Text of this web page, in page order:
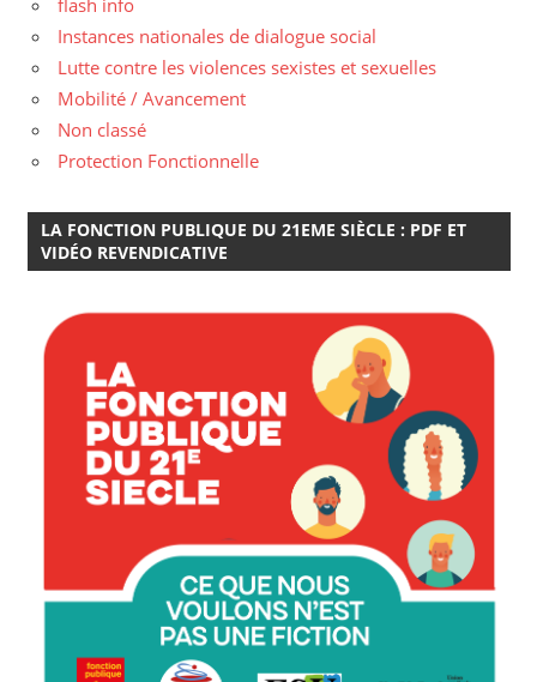
Instances nationales de dialogue social
Lutte contre les violences sexistes et sexuelles
Mobilité / Avancement
Non classé
Protection Fonctionnelle
LA FONCTION PUBLIQUE DU 21EME SIÈCLE : PDF ET
VIDÉO REVENDICATIVE